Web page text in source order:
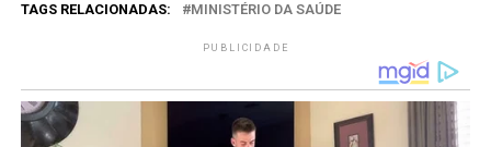
TAGS RELACIONADAS: MINISTÉRIO DA SAÚDE
PUBLICIDADE